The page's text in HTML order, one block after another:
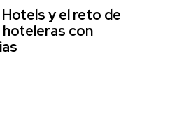
y el reto de
con